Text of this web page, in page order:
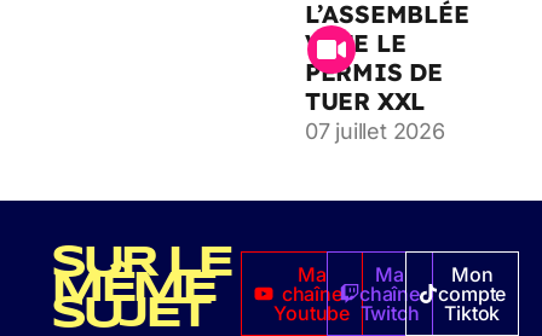
L’ASSEMBLÉE
VOTE LE
PERMIS DE
TUER XXL
07 juillet 2026
SUR LE
MÊME
SUJET
Ma
chaîne
Youtube
Ma
chaîne
Twitch
Mon
compte
Tiktok